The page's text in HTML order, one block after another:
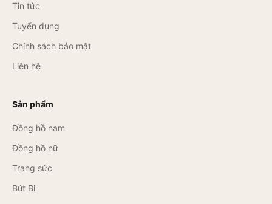
Tin tức
Tuyển dụng
Chính sách bảo mật
Liên hệ
Sản phẩm
Đồng hồ nam
Đồng hồ nữ
Trang sức
Bút Bi